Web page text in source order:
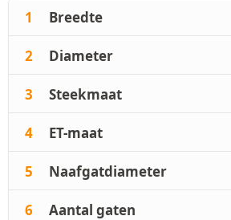
1 Breedte
2 Diameter
3 Steekmaat
4 ET-maat
5 Naafgatdiameter
6 Aantal gaten